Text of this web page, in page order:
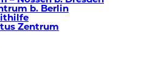
b. Berlin
Zentrum